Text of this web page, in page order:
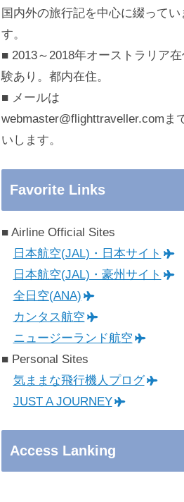
国内外の旅行記を中心に綴ってい
す。
■ 2013～2018年オーストラリア
験あり。都内在住。
■ メールは
webmaster@flighttraveller.comま
いします。
Favorite Links
■ Airline Official Sites
日本航空(JAL)・日本サイト
日本航空(JAL)・豪州サイト
全日空(ANA)
カンタス航空
ニュージーランド航空
■ Personal Sites
気ままな飛行機人プログ
JUST A JOURNEY
Access Lanking